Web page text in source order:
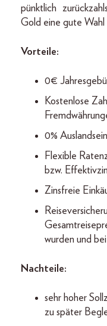
pünktlich
Gold eine gute Wahl
Vorteile:
0€
Kostenlose
0%
Flexible
bzw.
Zinsfreie
wurden und
Nachteile:
sehr hoher
zu später